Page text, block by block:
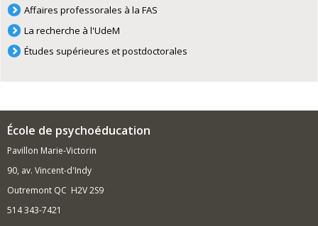
Affaires professorales à la FAS
La recherche à l'UdeM
Études supérieures et postdoctorales
École de psychoéducation
Pavillon Marie-Victorin
90, av. Vincent-d'Indy
Outremont QC H2V 2S9
514 343-7421